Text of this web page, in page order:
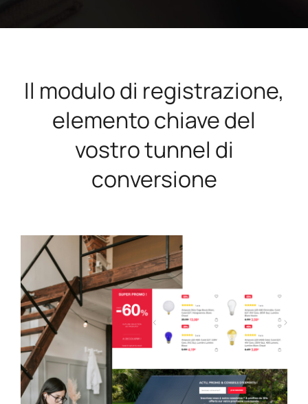
Il modulo di registrazione,
elemento chiave del
vostro tunnel di
conversione